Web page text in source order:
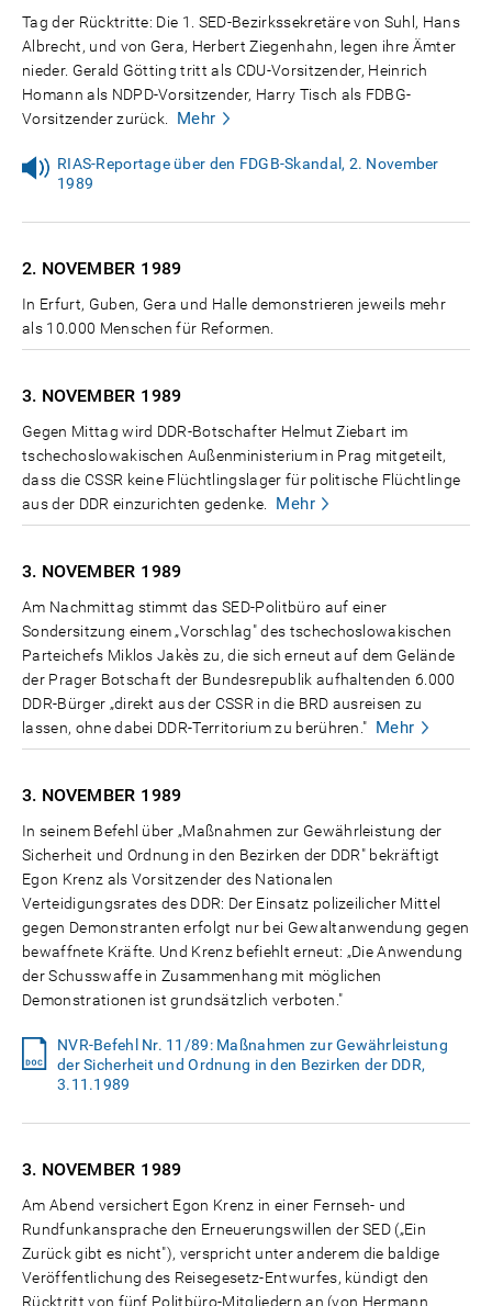
Tag der Rücktritte: Die 1. SED-Bezirkssekretäre von Suhl, Hans
Albrecht, und von Gera, Herbert Ziegenhahn, legen ihre Ämter
nieder. Gerald Götting tritt als CDU-Vorsitzender, Heinrich
Homann als NDPD-Vorsitzender, Harry Tisch als FDBG-
Vorsitzender zurück.
Mehr
RIAS-Reportage über den FDGB-Skandal, 2. November
1989
2. NOVEMBER 1989
In Erfurt, Guben, Gera und Halle demonstrieren jeweils mehr
als 10.000 Menschen für Reformen.
3. NOVEMBER 1989
Gegen Mittag wird DDR-Botschafter Helmut Ziebart im
tschechoslowakischen Außenministerium in Prag mitgeteilt,
dass die CSSR keine Flüchtlingslager für politische Flüchtlinge
aus der DDR einzurichten gedenke.
Mehr
3. NOVEMBER 1989
Am Nachmittag stimmt das SED-Politbüro auf einer
Sondersitzung einem „Vorschlag" des tschechoslowakischen
Parteichefs Miklos Jakès zu, die sich erneut auf dem Gelände
der Prager Botschaft der Bundesrepublik aufhaltenden 6.000
DDR-Bürger „direkt aus der CSSR in die BRD ausreisen zu
lassen, ohne dabei DDR-Territorium zu berühren." Mehr
3. NOVEMBER 1989
In seinem Befehl über „Maßnahmen zur Gewährleistung der
Sicherheit und Ordnung in den Bezirken der DDR" bekräftigt
Egon Krenz als Vorsitzender des Nationalen
Verteidigungsrates des DDR: Der Einsatz polizeilicher Mittel
gegen Demonstranten erfolgt nur bei Gewaltanwendung gegen
bewaffnete Kräfte. Und Krenz befiehlt erneut: „Die Anwendung
der Schusswaffe in Zusammenhang mit möglichen
Demonstrationen ist grundsätzlich verboten."
NVR-Befehl Nr. 11/89: Maßnahmen zur Gewährleistung
der Sicherheit und Ordnung in den Bezirken der DDR,
3.11.1989
3. NOVEMBER 1989
Am Abend versichert Egon Krenz in einer Fernseh- und
Rundfunkansprache den Erneuerungswillen der SED („Ein
Zurück gibt es nicht"), verspricht unter anderem die baldige
Veröffentlichung des Reisegesetz-Entwurfes, kündigt den
Rücktritt von fünf Politbüro-Mitgliedern an (von Hermann